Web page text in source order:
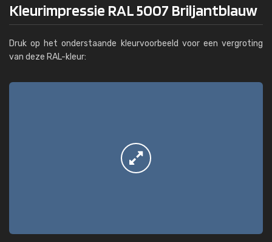
Kleurimpressie RAL 5007 Briljantblauw
Druk op het onderstaande kleurvoorbeeld voor een vergroting
van deze RAL-kleur: